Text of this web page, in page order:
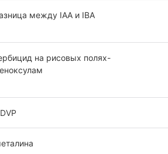
между IAA и IBA
на рисовых полях-